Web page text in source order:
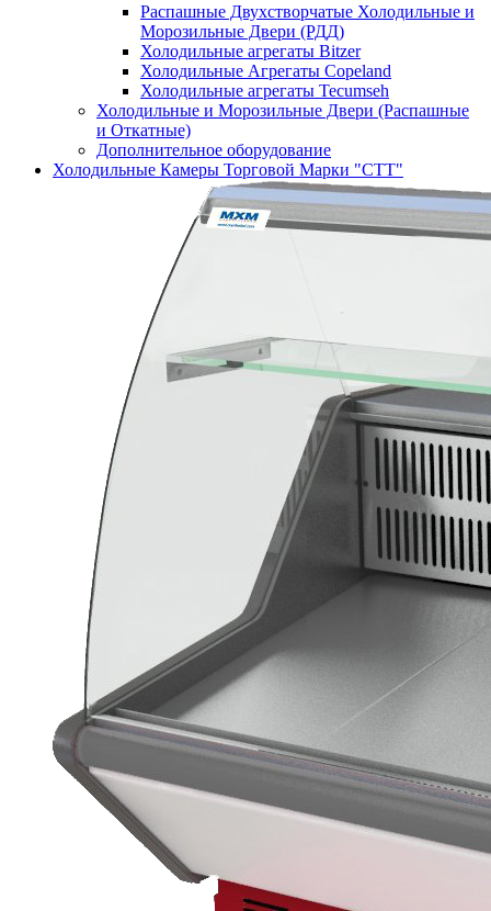
Распашные Двухстворчатые Холодильные и
Морозильные Двери (РДД)
Холодильные агрегаты Bitzer
Холодильные Агрегаты Copeland
Холодильные агрегаты Tecumseh
Холодильные и Морозильные Двери (Распашные
и Откатные)
Дополнительное оборудование
Холодильные Камеры Торговой Марки "СТТ"